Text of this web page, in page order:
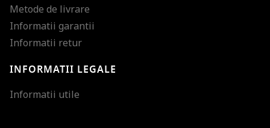
Metode de livrare
Informatii garantii
Informatii retur
INFORMATII LEGALE
Informatii utile